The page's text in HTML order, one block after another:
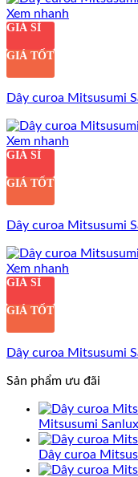
Xem nhanh
GIÁ SỈ
GIÁ TỐT
Dây curoa Mitsusumi
Xem nhanh
GIÁ SỈ
GIÁ TỐT
Dây curoa Mitsusumi
Xem nhanh
GIÁ SỈ
GIÁ TỐT
Dây curoa Mitsusumi
Sản phẩm ưu đãi
Mitsusumi
Dây curoa